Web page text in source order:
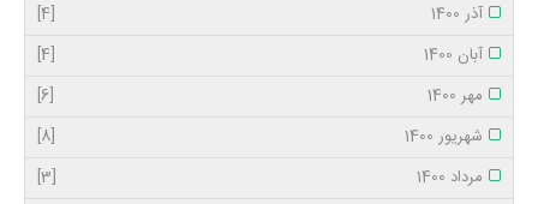
آذر 1400
[4]
آبان 1400
[4]
مهر 1400
[6]
شهریور 1400
[8]
مرداد 1400
[3]